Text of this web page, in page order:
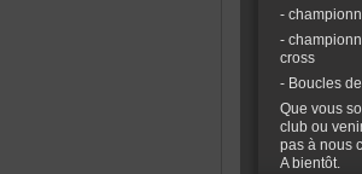
-
-
cross
- Boucles
Que vous
club ou
pas à nous
A bientôt.